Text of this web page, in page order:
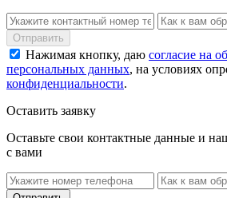
Нажимая кнопку, даю согласие на
персональных данных, на условиях
конфиденциальности.
Оставить заявку
Оставьте свои контактные данные и
с вами